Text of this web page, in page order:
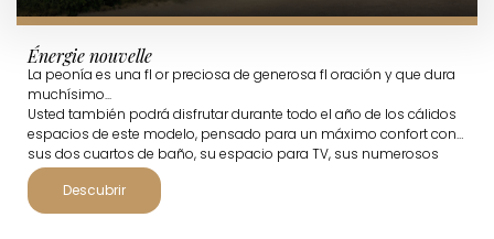
Énergie nouvelle
La peonía es una fl or preciosa de generosa fl oración y que dura
muchísimo...
Usted también podrá disfrutar durante todo el año de los cálidos
espacios de este modelo, pensado para un máximo confort con
sus dos cuartos de baño, su espacio para TV, sus numerosos
espacios de almacenamiento y, sobre todo, su cocina abierta a la
terraza.Descubrir